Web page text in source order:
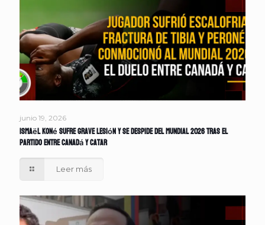
junio 19, 2026
Ismaël Koné sufre grave lesión y se despide del Mundial 2026 tras el
partido entre Canadá y Catar
Leer más